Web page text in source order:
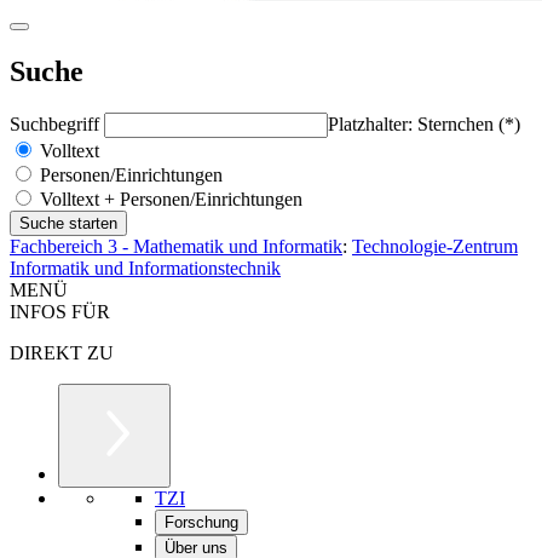
Suche
Suchbegriff
Platzhalter: Sternchen (*)
Volltext
Personen/Einrichtungen
Volltext + Personen/Einrichtungen
Fachbereich 3 - Mathematik und Informatik: Technologie-Zentrum
Informatik und Informationstechnik
MENÜ
INFOS FÜR
DIREKT ZU
TZI
Forschung
Über uns